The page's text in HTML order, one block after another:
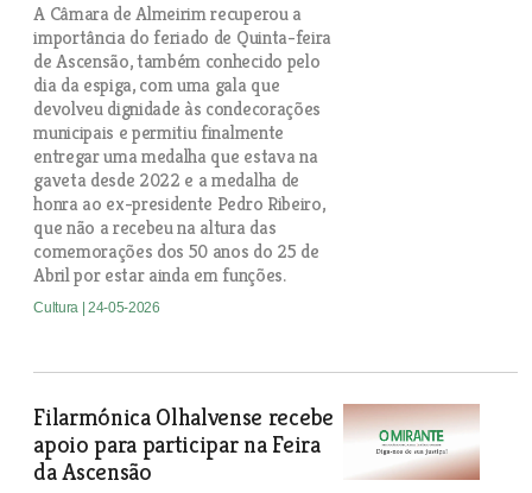
A Câmara de Almeirim recuperou a
importância do feriado de Quinta-feira
de Ascensão, também conhecido pelo
dia da espiga, com uma gala que
devolveu dignidade às condecorações
municipais e permitiu finalmente
entregar uma medalha que estava na
gaveta desde 2022 e a medalha de
honra ao ex-presidente Pedro Ribeiro,
que não a recebeu na altura das
comemorações dos 50 anos do 25 de
Abril por estar ainda em funções.
Cultura | 24-05-2026
Filarmónica Olhalvense recebe
apoio para participar na Feira
da Ascensão